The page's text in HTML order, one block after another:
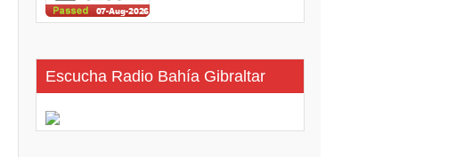
Escucha Radio Bahía Gibraltar